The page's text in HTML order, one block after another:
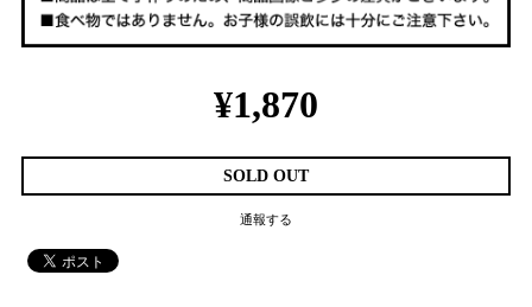
¥1,870
SOLD OUT
通報する